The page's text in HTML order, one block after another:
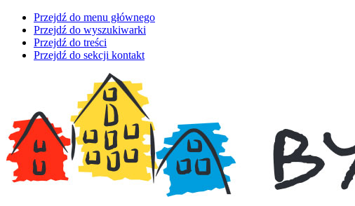
Przejdź do menu głównego
Przejdź do wyszukiwarki
Przejdź do treści
Przejdź do sekcji kontakt